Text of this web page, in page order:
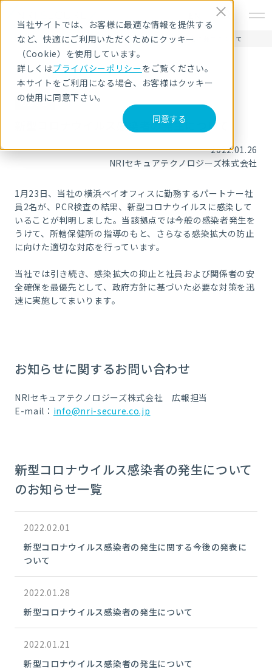
当社サイトでは、お客様に最適な情報を提供する
など、快適にご利用いただくためにクッキー
（Cookie）を使用しています。
詳しくはプライバシーポリシーをご覧ください。
本サイトをご利用になる場合、お客様はクッキー
の使用に同意下さい。
同意する
HOME ニュース・トピックス 新型コロナウイルス感染者の発生について
お知らせ
新型コロナウイルス感染者の発生について
2022.01.26
NRIセキュアテクノロジーズ株式会社
1月23日、当社の横浜ベイオフィスに勤務するパートナー社
員2名が、 PCR検査の結果、新型コロナウイルスに感染して
いることが判明しました。当該拠点では今般の感染者発生を
うけて、所轄保健所の指導のもと、さらなる感染拡大の防止
に向けた適切な対応を行っています。
当社では引き続き、感染拡大の抑止と社員および関係者の安
全確保を最優先として、政府方針に基づいた必要な対策を迅
速に実施してまいります。
お知らせに関するお問い合わせ
NRIセキュアテクノロジーズ株式会社 広報担当
E-mail： info@nri-secure.co.jp
新型コロナウイルス感染者の発生について
のお知らせ一覧
2022.02.01
新型コロナウイルス感染者の発生に関する今後の発表に
ついて
2022.01.28
新型コロナウイルス感染者の発生について
2022.01.21
新型コロナウイルス感染者の発生について